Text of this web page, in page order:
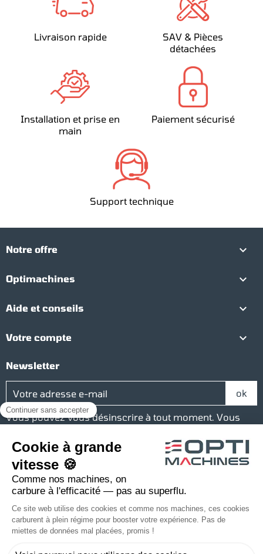
Livraison rapide
SAV & Pièces
détachées
Installation et prise en
main
Paiement sécurisé
Support technique
Notre offre 
Optimachines 
Aide et conseils 
Votre compte 
Newsletter
Vous pouvez vous désinscrire à tout moment. Vous
les conditions d'utilisation du site.
Réseaux sociaux
FacebookYouTubeInstagram
LinkedIn